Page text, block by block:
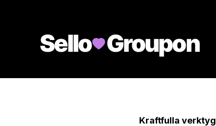
Sello Groupon
Kraftfulla verktyg